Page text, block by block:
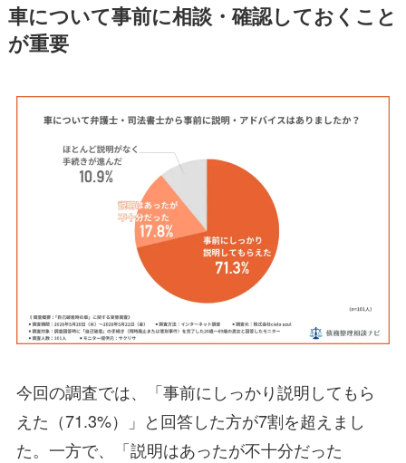
車について事前に相談・確認しておくこと
が重要
今回の調査では、「事前にしっかり説明してもら
えた（71.3%）」と回答した方が7割を超えまし
た。一方で、「説明はあったが不十分だった